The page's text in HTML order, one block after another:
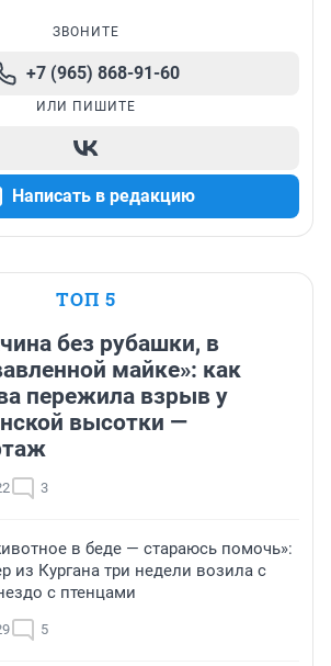
ЗВОНИТЕ
+7 (965) 868-91-60
ИЛИ ПИШИТЕ
Написать в редакцию
ТОП 5
без рубашки, в
майке»: как
пережила взрыв у
высотки —
3
в беде — стараюсь помочь»:
из Кургана три недели возила с
с птенцами
5